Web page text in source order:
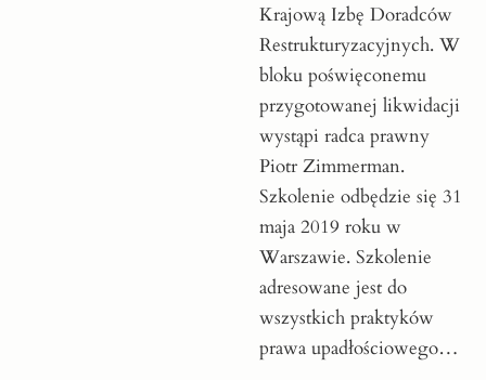
Krajową Izbę Doradców
Restrukturyzacyjnych. W
bloku poświęconemu
przygotowanej likwidacji
wystąpi radca prawny
Piotr Zimmerman.
Szkolenie odbędzie się 31
maja 2019 roku w
Warszawie. Szkolenie
adresowane jest do
wszystkich praktyków
prawa upadłościowego…